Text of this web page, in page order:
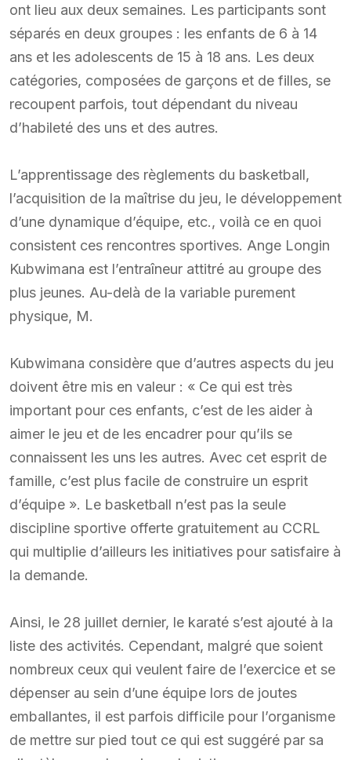
ont lieu aux deux semaines. Les participants sont
séparés en deux groupes : les enfants de 6 à 14
ans et les adolescents de 15 à 18 ans. Les deux
catégories, composées de garçons et de filles, se
recoupent parfois, tout dépendant du niveau
d’habileté des uns et des autres.
L’apprentissage des règlements du basketball,
l’acquisition de la maîtrise du jeu, le développement
d’une dynamique d’équipe, etc., voilà ce en quoi
consistent ces rencontres sportives. Ange Longin
Kubwimana est l’entraîneur attitré au groupe des
plus jeunes. Au-delà de la variable purement
physique, M.
Kubwimana considère que d’autres aspects du jeu
doivent être mis en valeur : « Ce qui est très
important pour ces enfants, c’est de les aider à
aimer le jeu et de les encadrer pour qu’ils se
connaissent les uns les autres. Avec cet esprit de
famille, c’est plus facile de construire un esprit
d’équipe ». Le basketball n’est pas la seule
discipline sportive offerte gratuitement au CCRL
qui multiplie d’ailleurs les initiatives pour satisfaire à
la demande.
Ainsi, le 28 juillet dernier, le karaté s’est ajouté à la
liste des activités. Cependant, malgré que soient
nombreux ceux qui veulent faire de l’exercice et se
dépenser au sein d’une équipe lors de joutes
emballantes, il est parfois difficile pour l’organisme
de mettre sur pied tout ce qui est suggéré par sa